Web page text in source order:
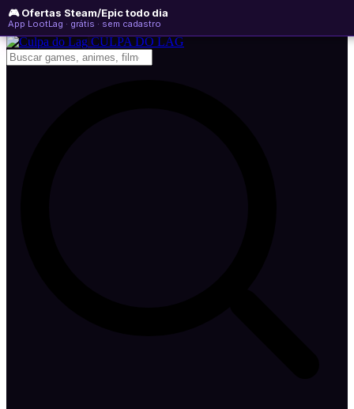
🎮 Ofertas Steam/Epic todo dia
App LootLag · grátis · sem cadastro
sexta-feira, 07 de agosto de 2026
Newsletter
CULPA DO LAG